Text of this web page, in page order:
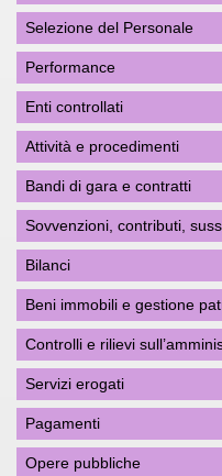
Selezione del Personale
Performance
Enti controllati
Attività e procedimenti
Bandi di gara e contratti
Sovvenzioni, contributi,
Bilanci
Beni immobili e gestione
Controlli e rilievi
Servizi erogati
Pagamenti
Opere pubbliche